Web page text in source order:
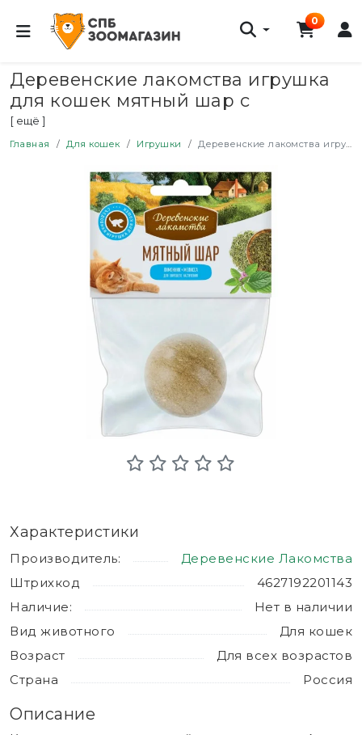
0
Деревенские лакомства игрушка
для кошек мятный шар с
лимонником и мелисой - 22 г
[ ещё ]
Главная Для кошек Игрушки Деревенские лакомства игрушка для кошек мятный шар с лимонником и мелисой - 22 г
Характеристики
Производитель:
Деревенские Лакомства
Штрихкод
4627192201143
Наличие:
Нет в наличии
Вид животного
Для кошек
Возраст
Для всех возрастов
Страна
Россия
Описание